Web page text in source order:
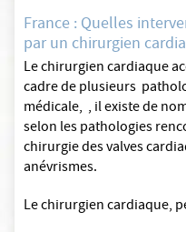
France : Quelles
par un chirurgien
Le chirurgien cardiaque
cadre de plusieurs
médicale, , il existe de
selon les pathologies
chirurgie des valves
anévrismes.
Le chirurgien cardiaque,